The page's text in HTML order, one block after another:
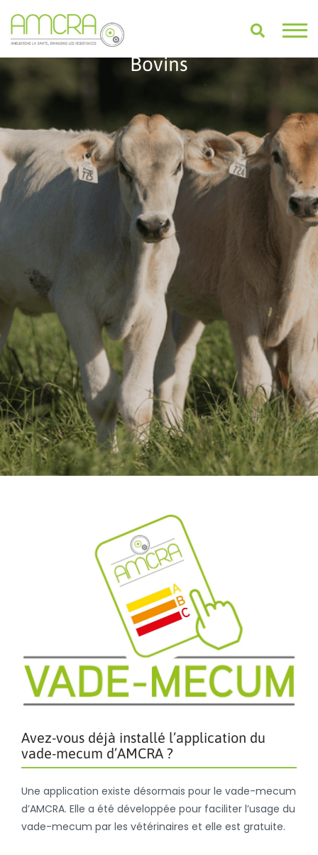
Bovins
Avez-vous déjà installé l’application du
vade-mecum d’AMCRA ?
Une application existe désormais pour le vade-mecum
d’AMCRA. Elle a été développée pour faciliter l’usage du
vade-mecum par les vétérinaires et elle est gratuite.